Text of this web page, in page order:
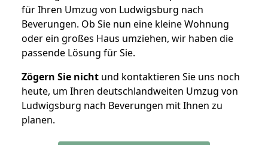
für Ihren Umzug von Ludwigsburg nach
Beverungen. Ob Sie nun eine kleine Wohnung
oder ein großes Haus umziehen, wir haben die
passende Lösung für Sie.
Zögern Sie nicht und kontaktieren Sie uns noch
heute, um Ihren deutschlandweiten Umzug von
Ludwigsburg nach Beverungen mit Ihnen zu
planen.